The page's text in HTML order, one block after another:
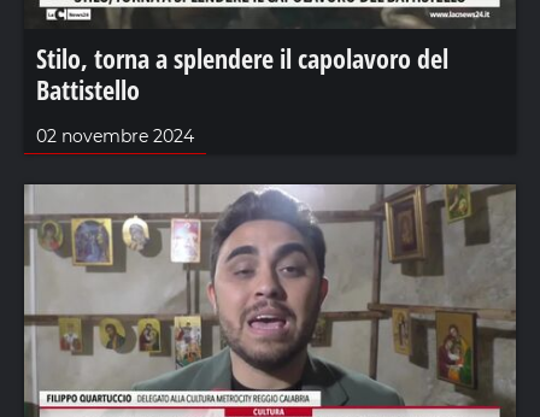
Stilo, torna a splendere il capolavoro del
Battistello
02 novembre 2024